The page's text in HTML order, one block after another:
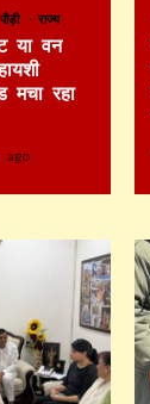
पौड़ी राज्य
या वन
मचा रहा
ago